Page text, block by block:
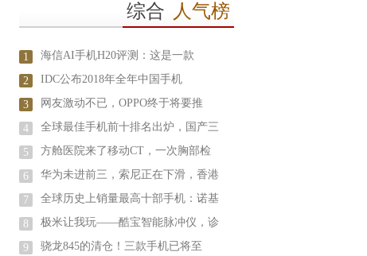
综合 人气榜
1 海信AI手机H20评测：这是一款
2 IDC公布2018年全年中国手机
3 网友激动不已，OPPO终于将要推
4 全球最佳手机前十排名出炉，国产三
5 方舱医院来了移动CT，一次胸部检
6 华为未进前三，索尼正在下滑，香港
7 全球历史上销量最高十部手机：诺基
8 极米让我玩——酷宝智能脉冲仪，诊
9 骁龙845的清仓！三款手机已将至